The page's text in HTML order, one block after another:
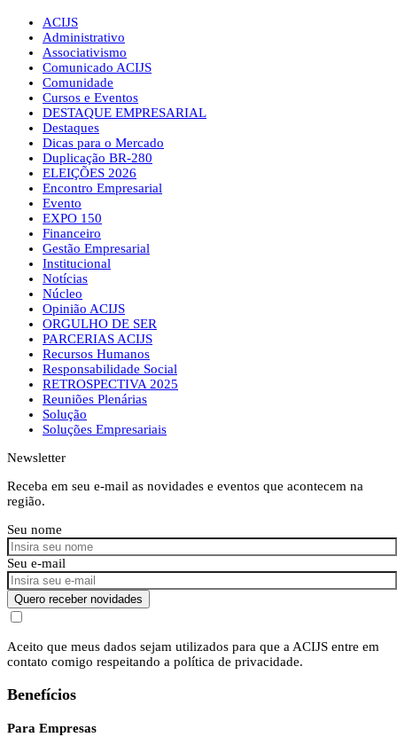
ACIJS
Administrativo
Associativismo
Comunicado ACIJS
Comunidade
Cursos e Eventos
DESTAQUE EMPRESARIAL
Destaques
Dicas para o Mercado
Duplicação BR-280
ELEIÇÕES 2026
Encontro Empresarial
Evento
EXPO 150
Financeiro
Gestão Empresarial
Institucional
Notícias
Núcleo
Opinião ACIJS
ORGULHO DE SER
PARCERIAS ACIJS
Recursos Humanos
Responsabilidade Social
RETROSPECTIVA 2025
Reuniões Plenárias
Solução
Soluções Empresariais
Newsletter
Receba em seu e-mail as novidades e eventos que acontecem na
região.
Seu nome
Seu e-mail
Quero receber novidades
Aceito que meus dados sejam utilizados para que a ACIJS entre em
contato comigo respeitando a política de privacidade.
Benefícios
Para Empresas